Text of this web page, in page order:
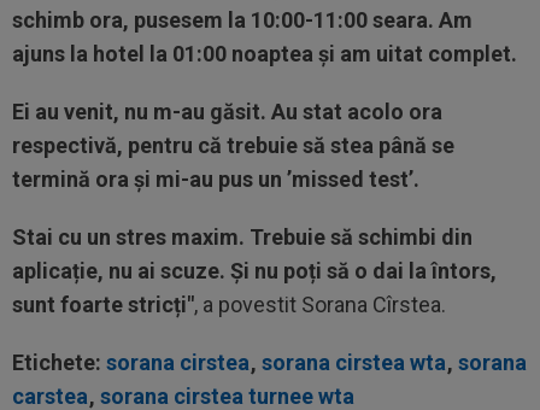
schimb ora, pusesem la 10:00-11:00 seara. Am
ajuns la hotel la 01:00 noaptea și am uitat complet.
Ei au venit, nu m-au găsit. Au stat acolo ora
respectivă, pentru că trebuie să stea până se
termină ora și mi-au pus un ’missed test’.
Stai cu un stres maxim. Trebuie să schimbi din
aplicație, nu ai scuze. Și nu poți să o dai la întors,
sunt foarte stricți", a povestit Sorana Cîrstea.
Etichete: sorana cirstea, sorana cirstea wta, sorana
carstea, sorana cirstea turnee wta